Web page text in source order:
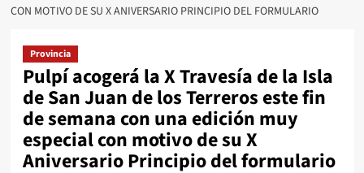
CON MOTIVO DE SU X ANIVERSARIO PRINCIPIO DEL FORMULARIO
Provincia
Pulpí acogerá la X Travesía de la Isla
de San Juan de los Terreros este fin
de semana con una edición muy
especial con motivo de su X
Aniversario Principio del formulario